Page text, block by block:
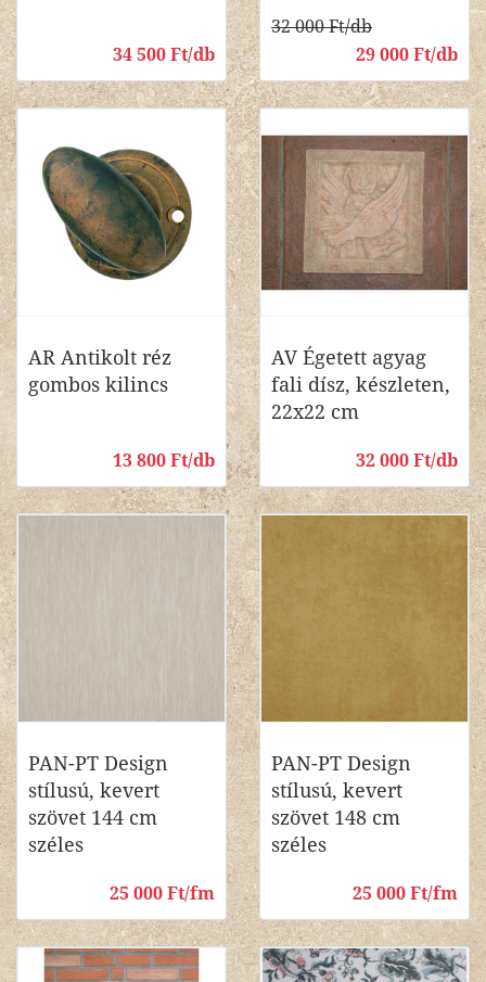
34 500 Ft/db
32 000 Ft/db
29 000 Ft/db
AR Antikolt réz
gombos kilincs
13 800 Ft/db
AV Égetett agyag
fali dísz, készleten,
22x22 cm
32 000 Ft/db
PAN-PT Design
stílusú, kevert
szövet 144 cm
széles
25 000 Ft/fm
PAN-PT Design
stílusú, kevert
szövet 148 cm
széles
25 000 Ft/fm